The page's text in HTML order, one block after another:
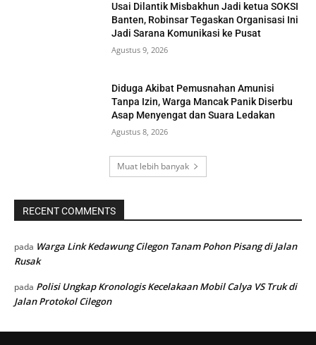
Usai Dilantik Misbakhun Jadi ketua SOKSI
Banten, Robinsar Tegaskan Organisasi Ini
Jadi Sarana Komunikasi ke Pusat
Agustus 9, 2026
Diduga Akibat Pemusnahan Amunisi
Tanpa Izin, Warga Mancak Panik Diserbu
Asap Menyengat dan Suara Ledakan
Agustus 8, 2026
Muat lebih banyak
RECENT COMMENTS
pada Warga Link Kedawung Cilegon Tanam Pohon Pisang di Jalan
Rusak
pada Polisi Ungkap Kronologis Kecelakaan Mobil Calya VS Truk di
Jalan Protokol Cilegon